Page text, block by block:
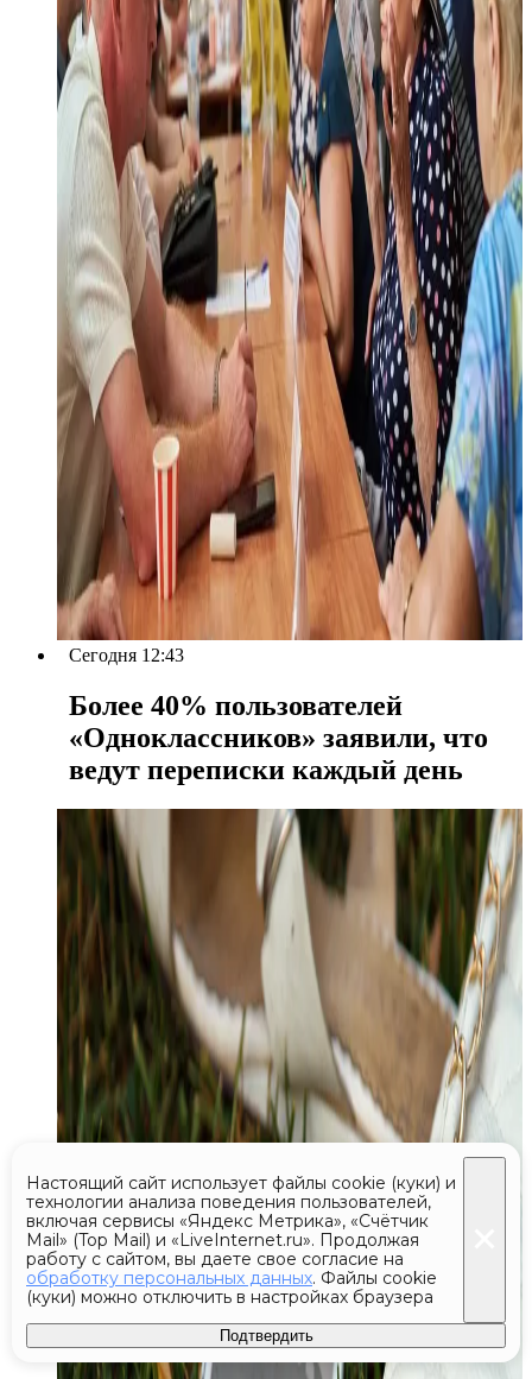
Сегодня 12:43
Более 40% пользователей
«Одноклассников» заявили, что
ведут переписки каждый день
Настоящий сайт использует файлы cookie (куки) и
технологии анализа поведения пользователей,
включая сервисы «Яндекс Метрика», «Счётчик
Mail» (Top Mail) и «LiveInternet.ru». Продолжая
работу с сайтом, вы даете свое согласие на
обработку персональных данных. Файлы cookie
(куки) можно отключить в настройках браузера
Подтвердить